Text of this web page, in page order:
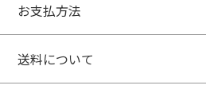
お支払方法
送料について